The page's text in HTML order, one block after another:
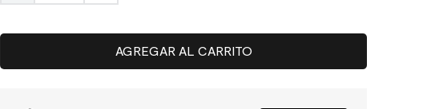
AGREGAR AL CARRITO